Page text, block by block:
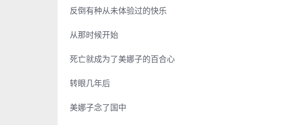
反倒有种从未体验过的快乐
从那时候开始
死亡就成为了美娜子的百合心
转眼几年后
美娜子念了国中